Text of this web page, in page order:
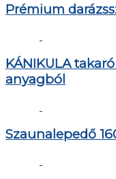
Prémium
KÁNIKULA
anyagból
Szaunalepedő